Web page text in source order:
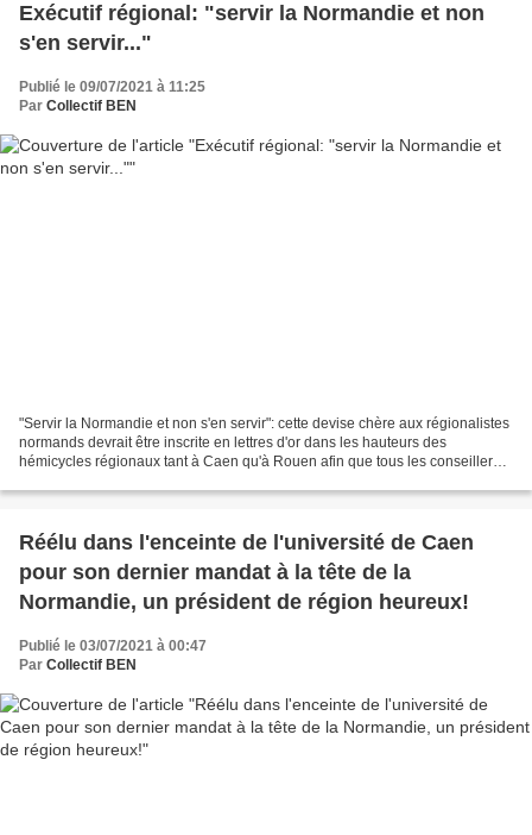
Exécutif régional: "servir la Normandie et non
s'en servir..."
Publié le 09/07/2021 à 11:25
Par Collectif BEN
"Servir la Normandie et non s'en servir": cette devise chère aux régionalistes
normands devrait être inscrite en lettres d'or dans les hauteurs des
hémicycles régionaux tant à Caen qu'à Rouen afin que tous les conseillers
Réélu dans l'enceinte de l'université de Caen
pour son dernier mandat à la tête de la
Normandie, un président de région heureux!
Publié le 03/07/2021 à 00:47
Par Collectif BEN